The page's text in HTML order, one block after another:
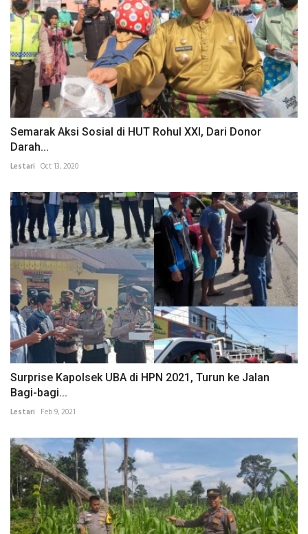
Semarak Aksi Sosial di HUT Rohul XXI, Dari Donor
Darah...
Lestari Oct 13, 2020
Surprise Kapolsek UBA di HPN 2021, Turun ke Jalan
Bagi-bagi...
Lestari Feb 9, 2021